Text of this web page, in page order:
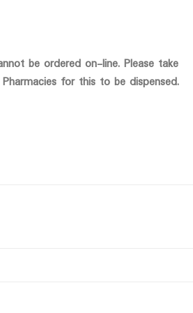
be ordered on-line. Please take
for this to be dispensed.